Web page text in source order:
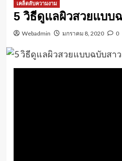
เคล็ดลับความงาม
5 วิธีดูแลผิวสวยแบบ
Webadmin มกราคม 8, 2020 0